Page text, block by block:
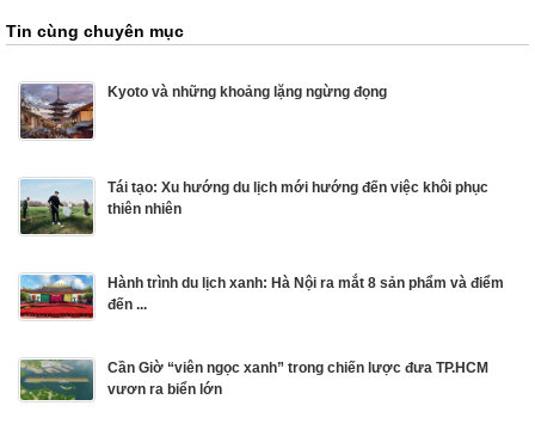
Tin cùng chuyên mục
Kyoto và những khoảng lặng ngừng đọng
Tái tạo: Xu hướng du lịch mới hướng đến việc khôi phục
thiên nhiên
Hành trình du lịch xanh: Hà Nội ra mắt 8 sản phẩm và điểm
đến ...
Cần Giờ “viên ngọc xanh” trong chiến lược đưa TP.HCM
vươn ra biển lớn